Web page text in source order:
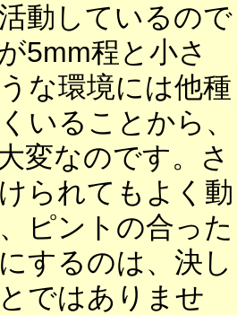
動しているので
5mm程と小さ
な環境には他種
いることから、
変なのです。さ
られてもよく動
ピントの合った
するのは、決し
ではありませ